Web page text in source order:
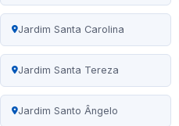
Jardim Santa Carolina
Jardim Santa Tereza
Jardim Santo Ângelo